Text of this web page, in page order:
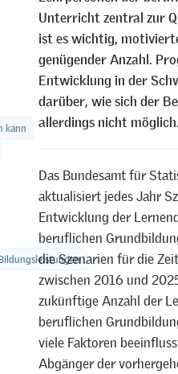
kann
Unterricht zentral zur
ist es wichtig,
genügender Anzahl.
Entwicklung in der
darüber, wie sich der
allerdings nicht möglich.
Das Bundesamt für
aktualisiert jedes Jahr
Entwicklung der
beruflichen
die Szenarien für die
zwischen 2016 und
zukünftige Anzahl der
beruflichen
viele Faktoren
Abgänger der